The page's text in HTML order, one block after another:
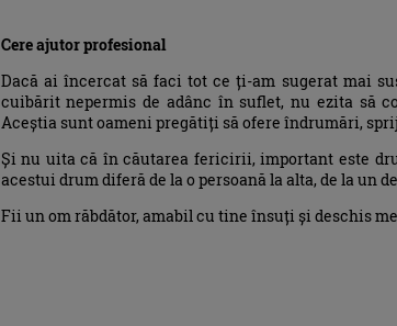
Cere ajutor profesional
Dacă ai încercat să faci tot ce ți-am sugerat mai
cuibărit nepermis de adânc în suflet, nu ezita să
Aceștia sunt oameni pregătiți să ofere îndrumări,
Și nu uita că în căutarea fericirii, important este
acestui drum diferă de la o persoană la alta, de la un
Fii un om răbdător, amabil cu tine însuți și deschis